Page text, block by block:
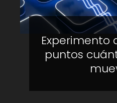
Experimento
puntos